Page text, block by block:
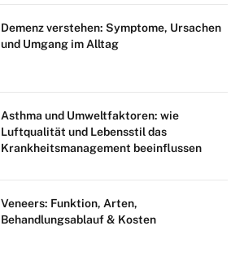
Demenz verstehen: Symptome, Ursachen
und Umgang im Alltag
Asthma und Umweltfaktoren: wie
Luftqualität und Lebensstil das
Krankheitsmanagement beeinflussen
Veneers: Funktion, Arten,
Behandlungsablauf & Kosten